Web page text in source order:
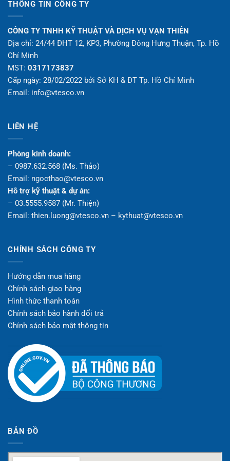
THÔNG TIN CÔNG TY
CÔNG TY TNHH KỸ THUẬT VÀ DỊCH VỤ VẠN THIÊN
Địa chỉ: 24/44 ĐHT 12, KP3, Phường Đông Hưng Thuận, Tp. Hồ
Chí Minh
MST: 0317173837
Cấp ngày: 28/02/2022 bởi Sở KH & ĐT Tp. Hồ Chí Minh
Email: info@vtesco.vn
LIÊN HỆ
Phòng kinh doanh:
– 0987.632.568 (Ms. Thảo)
Email: ngocthao@vtesco.vn
Hỗ trợ kỹ thuật & dự án:
– 03.5555.9587 (Mr. Thiện)
Email: thien.luong@vtesco.vn – kythuat@vtesco.vn
CHÍNH SÁCH CÔNG TY
Hướng dẫn mua hàng
Chính sách giao hàng
Hình thức thanh toán
Chính sách bảo hành đổi trả
Chính sách bảo mật thông tin
BẢN ĐỒ